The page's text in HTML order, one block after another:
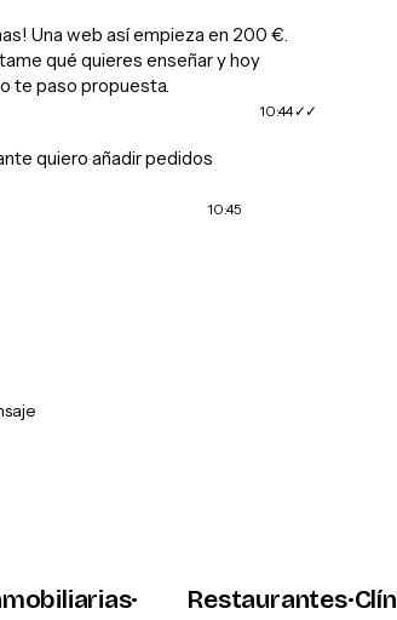
Una web así empieza en 200 €.
qué quieres enseñar y hoy
te paso propuesta.
10:44
quiero añadir pedidos
10:45
· Restaurantes·Clínicas